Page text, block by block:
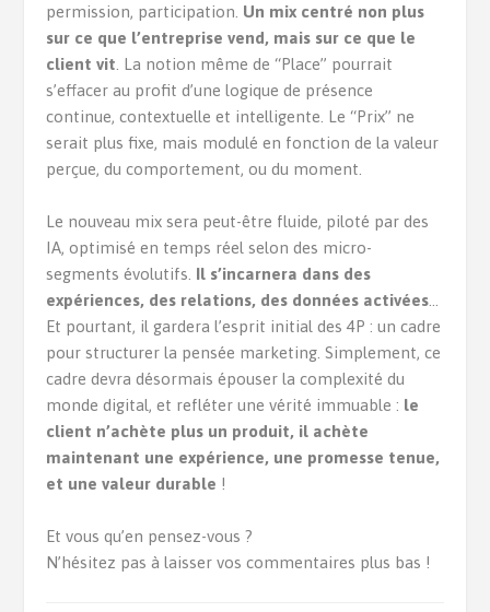
permission, participation. Un mix centré non plus
sur ce que l’entreprise vend, mais sur ce que le
client vit . La notion même de “Place” pourrait
s’effacer au profit d’une logique de présence
continue, contextuelle et intelligente. Le “Prix” ne
serait plus fixe, mais modulé en fonction de la valeur
perçue, du comportement, ou du moment.
Le nouveau mix sera peut-être fluide, piloté par des
IA, optimisé en temps réel selon des micro-
segments évolutifs. Il s’incarnera dans des
expériences, des relations, des données activées
Et pourtant, il gardera l’esprit initial des 4P : un cadre
pour structurer la pensée marketing. Simplement, ce
cadre devra désormais épouser la complexité du
monde digital, et refléter une vérité immuable : le
client n’achète plus un produit, il achète
maintenant une expérience, une promesse tenue,
et une valeur durable !
Et vous qu’en pensez-vous ?
N’hésitez pas à laisser vos commentaires plus bas !